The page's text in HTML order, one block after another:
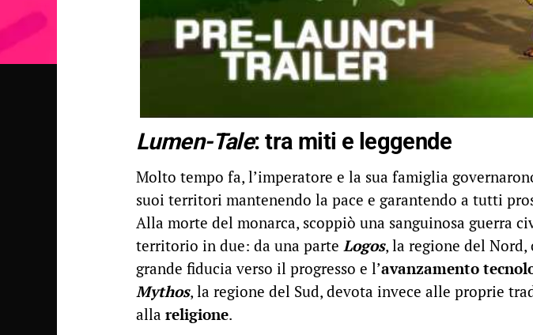
Lumen-Tale: tra miti e leggende
Molto tempo fa, l’imperatore e la sua famiglia
suoi territori mantenendo la pace e garantendo a tutti
Alla morte del monarca, scoppiò una sanguinosa guerra
territorio in due: da una parte Logos, la regione del Nord,
grande fiducia verso il progresso e l’avanzamento
Mythos, la regione del Sud, devota invece alle proprie
alla religione.